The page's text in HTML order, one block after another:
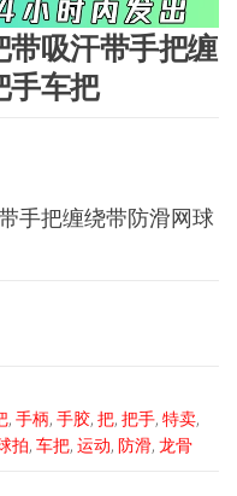
吸汗带手把缠
手车把
手把缠绕带防滑网球
, 手柄, 手胶, 把, 把手, 特卖,
拍, 车把, 运动, 防滑, 龙骨